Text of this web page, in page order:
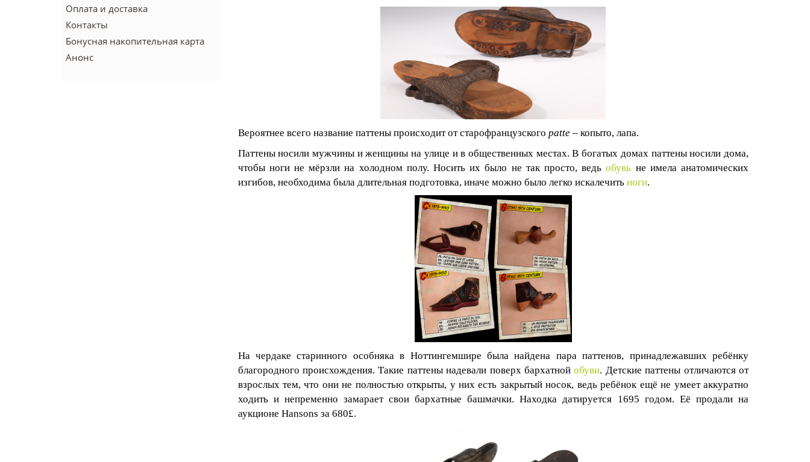
Оплата и доставка
Контакты
Бонусная накопительная карта
Анонс
Вероятнее всего название паттены происходит от старофранцузского patte – копыто, лапа.
Паттены носили мужчины и женщины на улице и в общественных местах. В богатых домах паттены носили дома,
чтобы ноги не мёрзли на холодном полу. Носить их было не так просто, ведь обувь не имела анатомических
изгибов, необходима была длительная подготовка, иначе можно было легко искалечить ноги.
На чердаке старинного особняка в Ноттингемшире была найдена пара паттенов, принадлежавших ребёнку
благородного происхождения. Такие паттены надевали поверх бархатнойобуви. Детские паттены отличаются от
взрослых тем, что они не полностью открыты, у них есть закрытый носок, ведь ребёнок ещё не умеет аккуратно
ходить и непременно замарает свои бархатные башмачки. Находка датируется 1695 годом. Её продали на
аукционе Hansons за 680£.